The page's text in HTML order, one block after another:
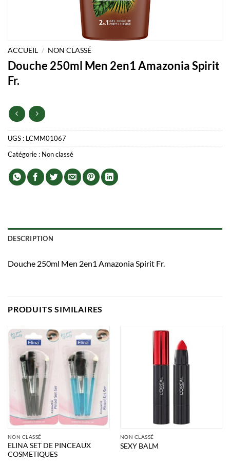
ACCUEIL / NON CLASSÉ
Douche 250ml Men 2en1 Amazonia Spirit
Fr.
UGS : LCMM01067
Catégorie : Non classé
DESCRIPTION
Douche 250ml Men 2en1 Amazonia Spirit Fr.
PRODUITS SIMILAIRES
NON CLASSÉ
ELINA SET DE PINCEAUX
COSMETIQUES
NON CLASSÉ
SEXY BALM